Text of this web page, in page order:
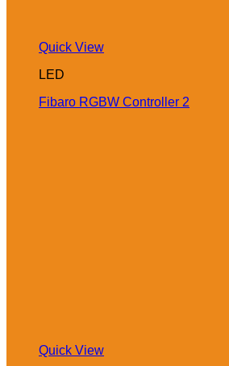
Quick View
LED
Fibaro RGBW Controller 2
Quick View